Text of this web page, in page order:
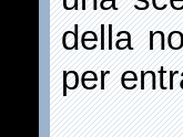
della
per